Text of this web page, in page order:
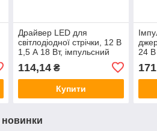
Драйвер LED для
світлодіодної стрічки, 12 В
1,5 А 18 Вт, імпульсний
114,14₴
Купити
24
новинки